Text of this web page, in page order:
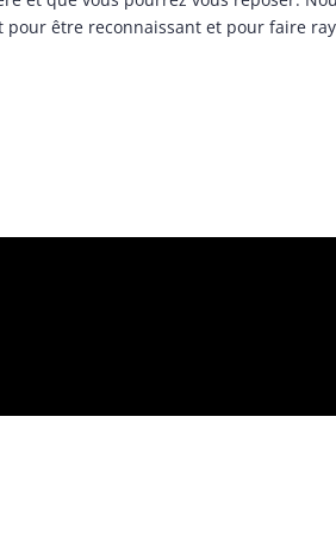
être reconnaissant et pour faire